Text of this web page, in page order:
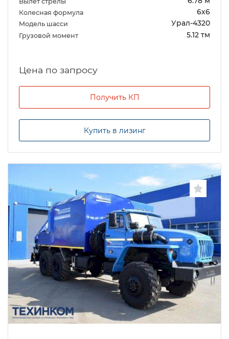
Колесная формула 6х6
Модель шасси Урал-4320
Грузовой момент 5.12 тм
Цена по запросу
Получить КП
Купить в лизинг